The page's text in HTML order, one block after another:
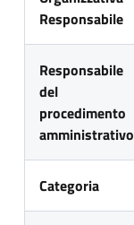
Responsabile
Responsabile
del
procedimento
amministrativo
Categoria